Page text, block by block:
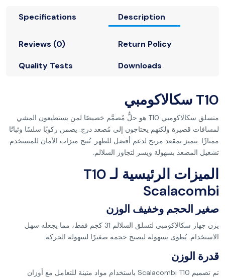
Description
Specifications
Return Policy
Reviews (0)
Downloads
Quality Tests
T10 سكالاكومبي
متسلق سكالاكومبي T10 هو حلٌّ مُصمَّم خصيصًا لمن يستطيعون المشي
لمسافات قصيرة ولكنهم يحتاجون إلى مُصعد درج. يضمن ركوبًا سلسًا وثباتًا
ممتازًا. يتميز بمقعد مريح لدعم أفضل للظهر. تُتيح ميزات الأمان للمستخدم
تشغيل المصعد بسهولة ويسر لتجاوز السلالم.
الميزات الرئيسية لـ T10
Scalacombi
صغير الحجم وخفيف الوزن
يزن جهاز سكالاكومبي لتسلق السلالم 31 كجم فقط، مما يجعله سهل
الاستخدام. يُطوى بسهولة ليصبح حجمه صغيرًا لسهولة الحركة.
قدرة الوزن
تم تصميم Scalacombi T10 باستخدام مواد متينة للتعامل مع أوزان